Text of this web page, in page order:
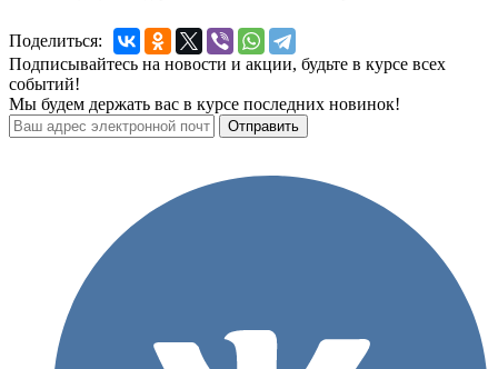
Поделиться:
Подписывайтесь на новости и акции, будьте в курсе всех
событий!
Мы будем держать вас в курсе последних новинок!